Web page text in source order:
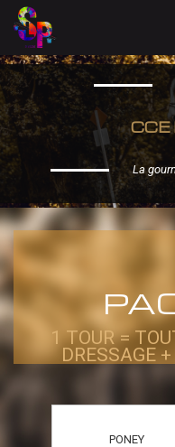
CCE
La
1 TOUR =
DRESSAGE
PONEY